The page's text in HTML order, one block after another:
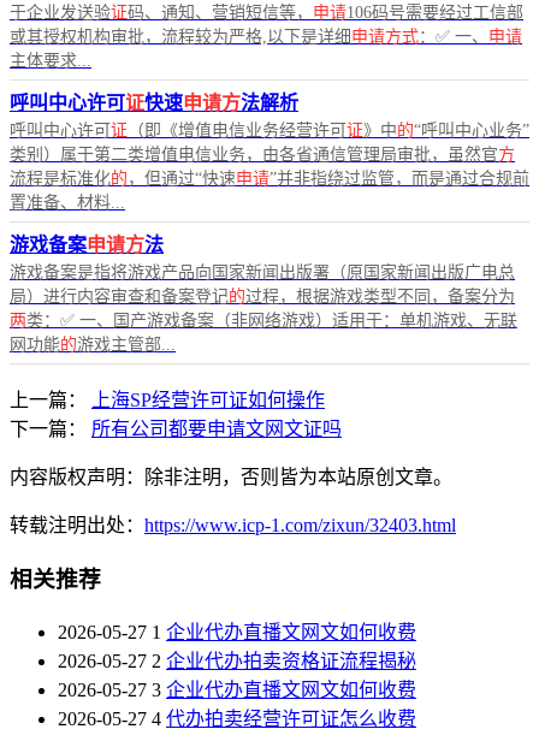
于企业发送验证码、通知、营销短信等， 申请106码号需要经过工信部
或其授权机构审批，流程较为严格,以下是详细 申请方式：✅ 一、 申请
主体要求...
呼叫中心许可证快速申请方法解析
呼叫中心许可 证 （即《增值电信业务经营许可 证》中的“呼叫中心业务”
类别）属于第二类增值电信业务，由各省通信管理局审批，虽然官方
流程是标准化的 ，但通过“快速申请”并非指绕过监管，而是通过合规前
置准备、材料...
游戏备案申请方法
游戏备案是指将游戏产品向国家新闻出版署（原国家新闻出版广电总
局）进行内容审查和备案登记的过程，根据游戏类型不同，备案分为
两类：✅ 一、国产游戏备案（非网络游戏）适用于：单机游戏、无联
网功能的游戏主管部...
上一篇：
上海SP经营许可证如何操作
下一篇：
所有公司都要申请文网文证吗
内容版权声明：除非注明，否则皆为本站原创文章。
转载注明出处： https://www.icp-1.com/zixun/32403.html
相关推荐
2026-05-27 1 企业代办直播文网文如何收费
2026-05-27 2 企业代办拍卖资格证流程揭秘
2026-05-27 3 企业代办直播文网文如何收费
2026-05-27 4 代办拍卖经营许可证怎么收费